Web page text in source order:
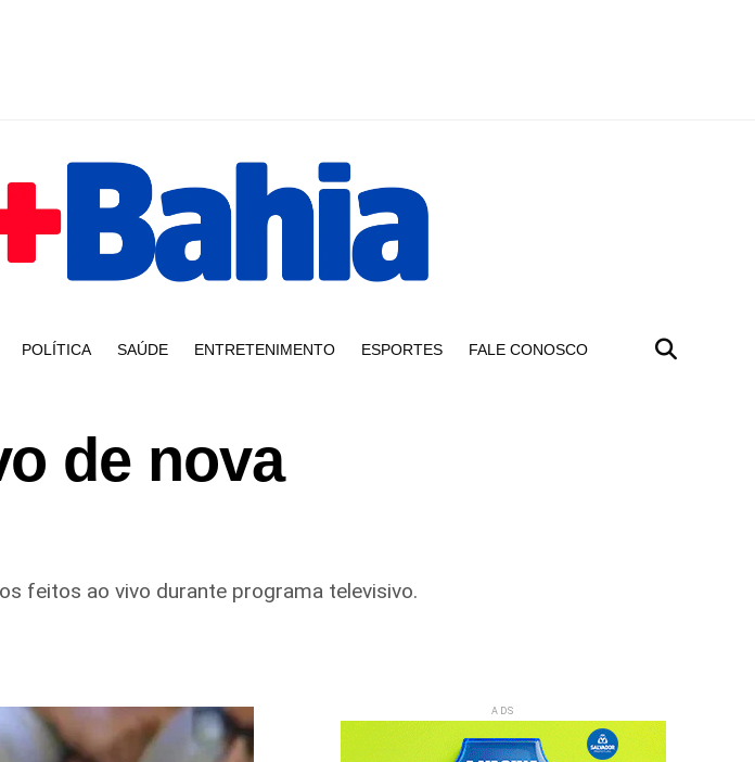
POLÍTICA SAÚDE ENTRETENIMENTO ESPORTES FALE CONOSCO
de nova
feitos ao vivo durante programa televisivo.
ADS